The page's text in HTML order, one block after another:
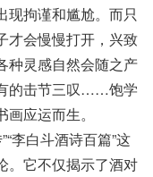
现拘谨和尴尬。而只
才会慢慢打开，兴致
种灵感自然会随之产
的击节三叹……饱学
应运而生。
白斗酒诗百篇”这
。它不仅揭示了酒对